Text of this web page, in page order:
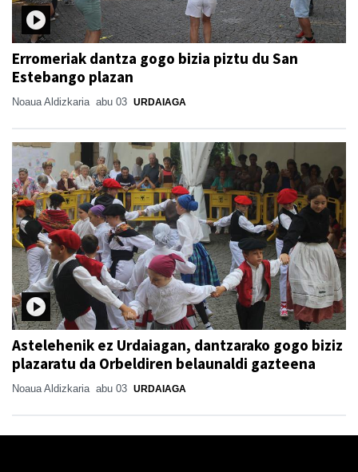
Erromeriak dantza gogo bizia piztu du San
Estebango plazan
Noaua Aldizkaria abu 03 URDAIAGA
Astelehenik ez Urdaiagan, dantzarako gogo biziz
plazaratu da Orbeldiren belaunaldi gazteena
Noaua Aldizkaria abu 03 URDAIAGA